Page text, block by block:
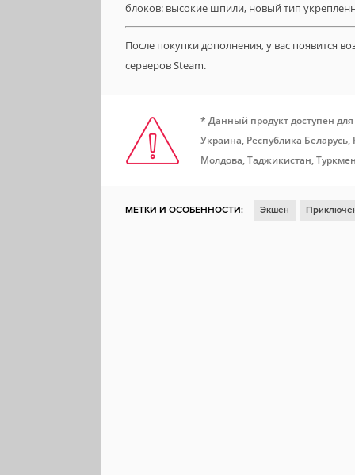
блоков: высокие шпили, новый тип
После покупки дополнения, у вас появится
серверов Steam.
* Данный продукт доступен
Украина, Республика
Молдова, Таджикистан,
МЕТКИ И ОСОБЕННОСТИ: Экшен